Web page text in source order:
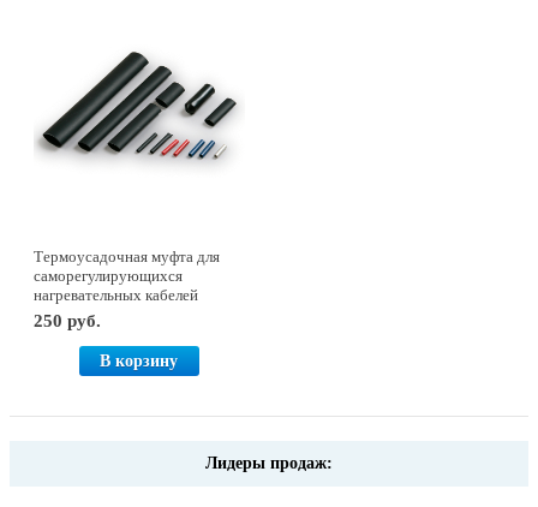
Термоусадочная муфта для
саморегулирующихся
нагревательных кабелей
250 руб.
В корзину
Лидеры продаж: